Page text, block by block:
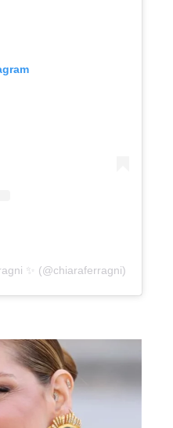
✨ (@chiaraferragni)